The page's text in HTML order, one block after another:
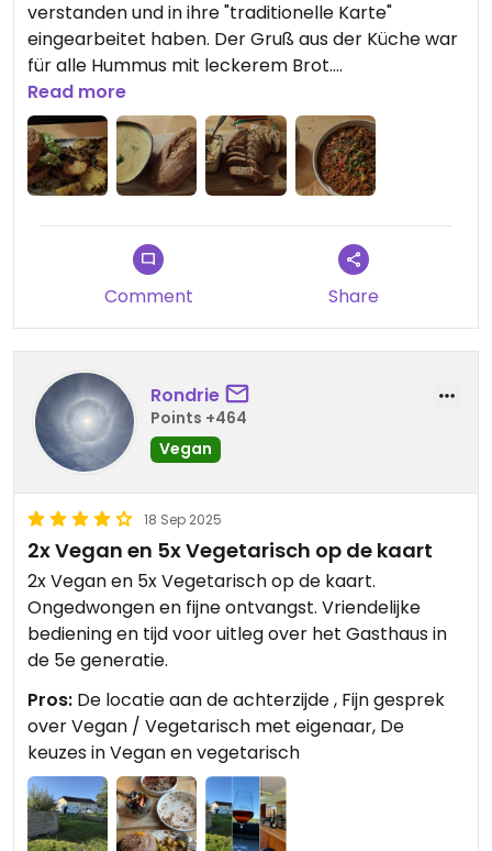
verstanden und in ihre "traditionelle Karte"
eingearbeitet haben. Der Gruß aus der Küche war
für alle Hummus mit leckerem Brot.
Updated from previous review on 2026-02-28
Read more
Comment Share
Rondrie
Points +464
Vegan
18 Sep 2025
2x Vegan en 5x Vegetarisch op de kaart
2x Vegan en 5x Vegetarisch op de kaart.
Ongedwongen en fijne ontvangst. Vriendelijke
bediening en tijd voor uitleg over het Gasthaus in
de 5e generatie.
Pros: De locatie aan de achterzijde , Fijn gesprek
over Vegan / Vegetarisch met eigenaar, De
keuzes in Vegan en vegetarisch